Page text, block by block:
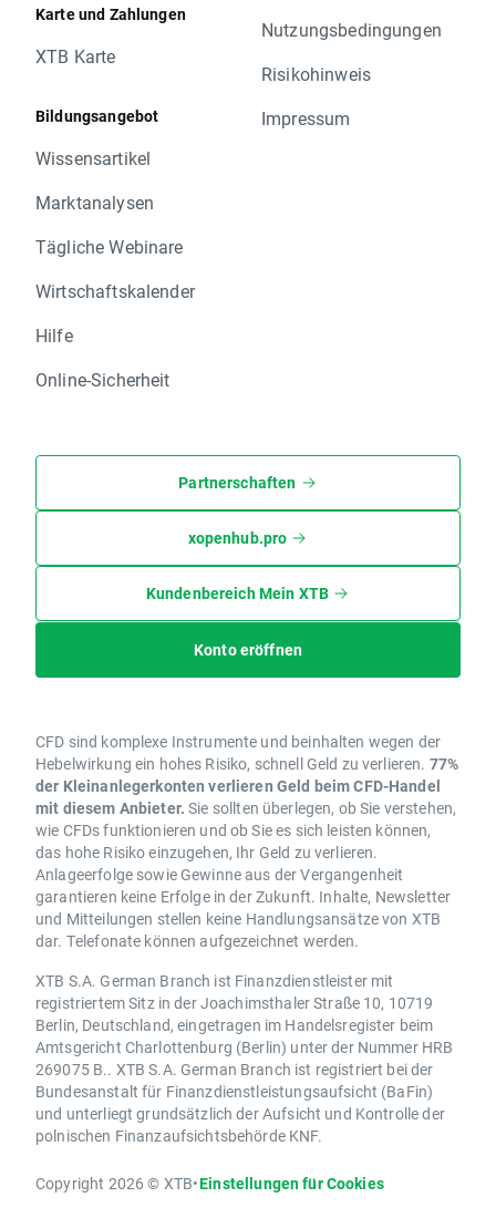
Karte und Zahlungen
XTB Karte
Bildungsangebot
Wissensartikel
Marktanalysen
Tägliche Webinare
Wirtschaftskalender
Hilfe
Online-Sicherheit
Nutzungsbedingungen
Risikohinweis
Impressum
Partnerschaften
xopenhub.pro
Kundenbereich Mein XTB
Konto eröffnen
CFD sind komplexe Instrumente und beinhalten wegen der
Hebelwirkung ein hohes Risiko, schnell Geld zu verlieren. 77%
der Kleinanlegerkonten verlieren Geld beim CFD-Handel
mit diesem Anbieter. Sie sollten überlegen, ob Sie verstehen,
wie CFDs funktionieren und ob Sie es sich leisten können,
das hohe Risiko einzugehen, Ihr Geld zu verlieren.
Anlageerfolge sowie Gewinne aus der Vergangenheit
garantieren keine Erfolge in der Zukunft. Inhalte, Newsletter
und Mitteilungen stellen keine Handlungsansätze von XTB
dar. Telefonate können aufgezeichnet werden.
XTB S.A. German Branch ist Finanzdienstleister mit
registriertem Sitz in der Joachimsthaler Straße 10, 10719
Berlin, Deutschland, eingetragen im Handelsregister beim
Amtsgericht Charlottenburg (Berlin) unter der Nummer HRB
269075 B.. XTB S.A. German Branch ist registriert bei der
Bundesanstalt für Finanzdienstleistungsaufsicht (BaFin)
und unterliegt grundsätzlich der Aufsicht und Kontrolle der
polnischen Finanzaufsichtsbehörde KNF.
Copyright 2026 © XTB•Einstellungen für Cookies